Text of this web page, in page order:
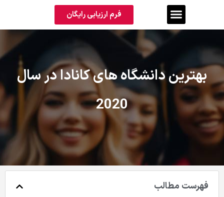
فرم ارزیابی رایگان
بهترین دانشگاه های کانادا در سال
2020
فهرست مطالب